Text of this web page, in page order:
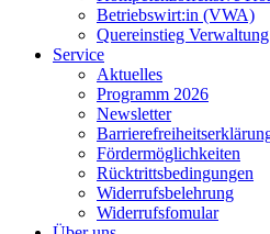
Betriebswirt:in (VWA)
Quereinstieg Verwaltung
Service
Aktuelles
Programm 2026
Newsletter
Fördermöglichkeiten
Rücktrittsbedingungen
Widerrufsbelehrung
Widerrufsfomular